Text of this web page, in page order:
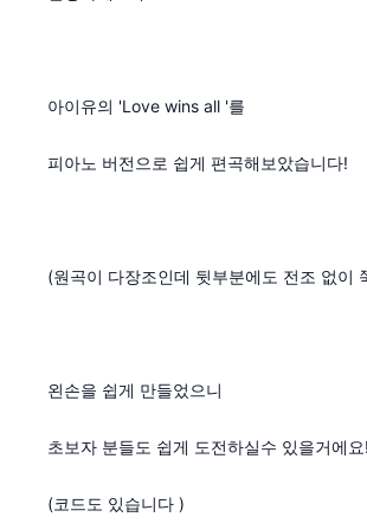
아이유의 'Love wins all '를
피아노 버전으로 쉽게 편곡해보았습니다!
(원곡이 다장조인데 뒷부분에도 전조 없이
왼손을 쉽게 만들었으니
초보자 분들도 쉽게 도전하실수 있을거에요!
(코드도 있습니다 )